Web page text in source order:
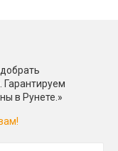
Гарантируем
в Рунете.»